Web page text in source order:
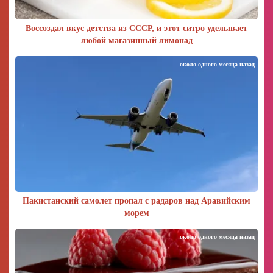
Воссоздал вкус детства из СССР, и этот ситро уделывает
любой магазинный лимонад
Пакистанский самолет пропал с радаров над Аравийским
морем
около одного месяца назад
около одного месяца назад